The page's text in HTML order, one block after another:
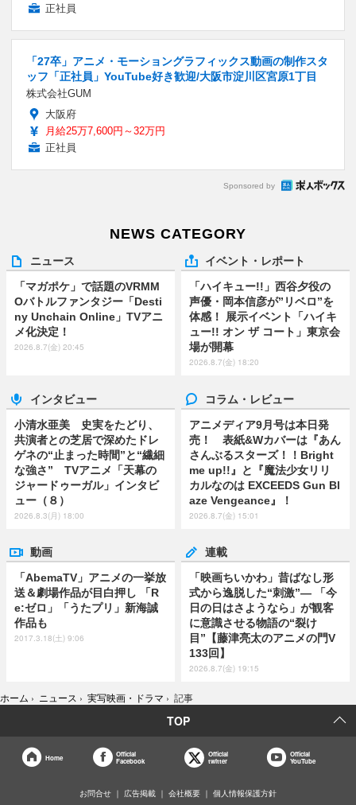
正社員
「27卒」アニメ・モーショングラフィックス動画の制作スタ
ッフ「正社員」YouTube好き歓迎/大阪市淀川区宮原1丁目
株式会社GUM
大阪府
月給25万7,600円～32万円
正社員
Sponsored by
NEWS CATEGORY
ニュース
「マガポケ」で話題のVRMM
Oバトルファンタジー「Desti
ny Unchain Online」TVアニ
メ化決定！
2026.8.7(金) 20:45
イベント・レポート
「ハイキュー!!」西谷夕役の
声優・岡本信彦が”リベロ”を
体感！ 展示イベント「ハイキ
ュー!! オン ザ コート」東京会
場が開幕
2026.8.7(金) 18:20
インタビュー
小清水亜美 史実をたどり、
共演者との芝居で深めたドレ
ゲネの“止まった時間”と“繊細
な強さ” TVアニメ「天幕の
ジャードゥーガル」インタビ
ュー（８）
2026.8.3(月) 18:00
コラム・レビュー
アニメディア9月号は本日発
売！ 表紙&Wカバーは『あん
さんぶるスターズ！！Bright
me up!!』と『魔法少女リリ
カルなのは EXCEEDS Gun Bl
aze Vengeance』！
2026.8.7(金) 15:01
動画
「AbemaTV」アニメの一挙放
送＆劇場作品が目白押し 「R
e:ゼロ」「うたプリ」新海誠
作品も
2017.3.18(土) 9:06
連載
「映画ちいかわ」昔ばなし形
式から逸脱した“刺激”― 「今
日の日はさようなら」が観客
に意識させる物語の“裂け
目”【藤津亮太のアニメの門V
133回】
2026.8.7(金) 19:15
ホーム › ニュース › 実写映画・ドラマ › 記事
TOP
Home
Official
Facebook
Official
twitter
Official
YouTube
お問合せ 広告掲載 会社概要 個人情報保護方針